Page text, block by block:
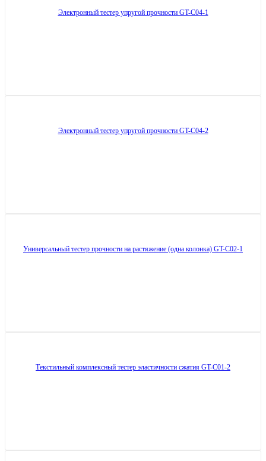
Электронный тестер упругой прочности GT-C04-1
Электронный тестер упругой прочности GT-C04-2
Универсальный тестер прочности на растяжение (одна колонка) GT-C02-1
Текстильный комплексный тестер эластичности сжатия GT-C01-2